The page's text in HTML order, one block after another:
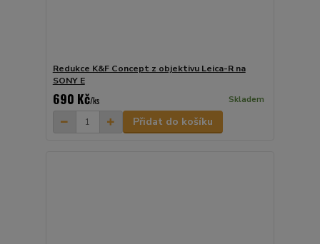
Redukce K&F Concept z objektivu Leica-R na
SONY E
690 Kč/ks Skladem
Přidat do košíku